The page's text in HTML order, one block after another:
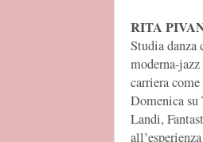
RITA
Studia danza
moderna-
carriera
Domenica su
Landi,